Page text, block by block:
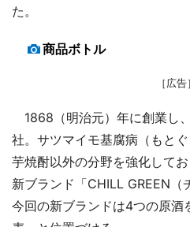
た。
商品ボトル
［広告］
1868（明治元）年に創業し
社。サツマイモ基腐病（もと
芋焼酎以外の分野を強化して
新ブランド「CHILL GREEN（
今回の新ブランドは4つの原酒